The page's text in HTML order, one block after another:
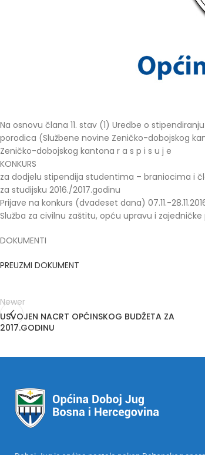
Na osnovu člana 11. stav (1) Uredbe o
porodica (Službene novine Zeničko-dobojskog
Zeničko-dobojskog kantona r a s p i s u j e
KONKURS
za dodjelu stipendija studentima – braniocima i
za studijsku 2016./2017.godinu
Prijave na konkurs (dvadeset dana) 07.11.-
Služba za civilnu zaštitu, opću upravu i zajedničke
DOKUMENTI
PREUZMI DOKUMENT
Newer
USVOJEN NACRT OPĆINSKOG BUDŽETA ZA
2017.GODINU